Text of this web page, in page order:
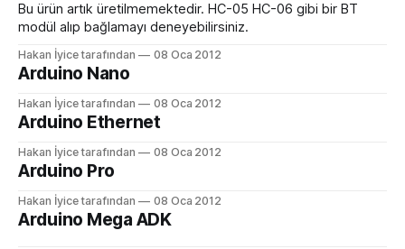
Bu ürün artık üretilmemektedir. HC-05 HC-06 gibi bir BT
modül alıp bağlamayı deneyebilirsiniz.
Hakan İyice tarafından 08 Oca 2012
Arduino Nano
Hakan İyice tarafından 08 Oca 2012
Arduino Ethernet
Hakan İyice tarafından 08 Oca 2012
Arduino Pro
Hakan İyice tarafından 08 Oca 2012
Arduino Mega ADK